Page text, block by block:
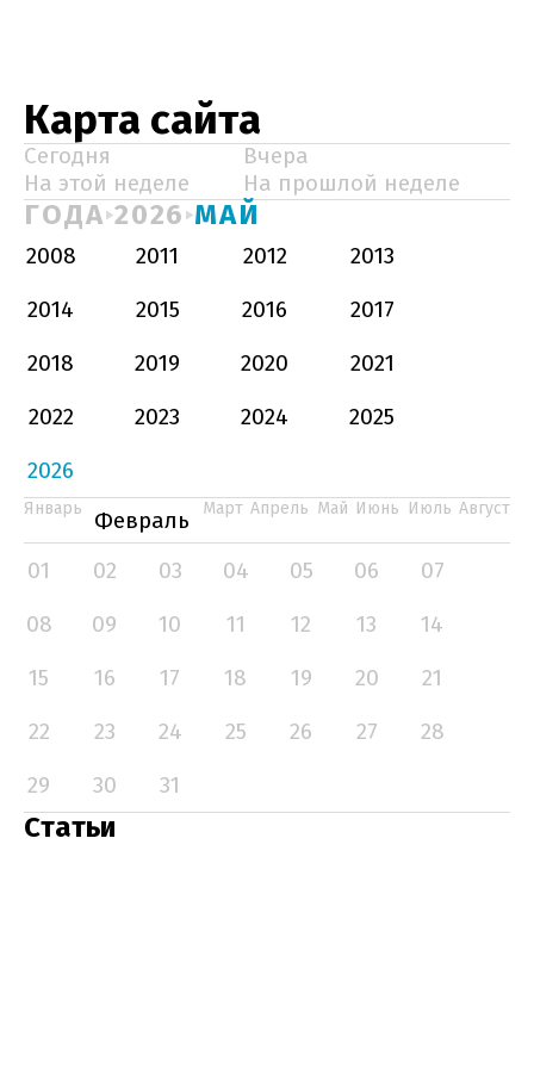
Карта сайта
Сегодня
Вчера
На этой неделе
На прошлой неделе
ГОДА 2026 МАЙ
2008 2011 2012
2013
2014
2015 2016
2017
2018
2019 2020
2021
2022
2023 2024
2025
2026
Январь Февраль Март Апрель Май Июнь Июль Август
01 02 03 04 05 06
07
08
09 10 11 12 13
14
15
16 17 18 19 20
21
22
23 24 25 26 27
28
29
30 31
Статьи